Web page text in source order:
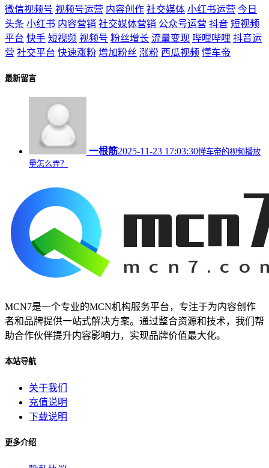
微信视频号 视频号运营 内容创作 社交媒体 小红书运营 今日
头条 小红书 内容营销 社交媒体营销 公众号运营 抖音 短视频
平台 快手 短视频 视频号 粉丝增长 流量变现 哔哩哔哩 抖音运
营 社交平台 快速涨粉 增加粉丝 涨粉 西瓜视频 懂车帝
最新留言
一根筋2025-11-23 17:03:30懂车帝的视频播放
量怎么弄？
MCN7是一个专业的MCN机构服务平台，专注于为内容创作
者和品牌提供一站式解决方案。通过整合资源和技术，我们帮
助合作伙伴提升内容影响力，实现品牌价值最大化。
本站导航
关于我们
充值说明
下载说明
更多介绍